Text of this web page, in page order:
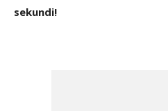
sekundi!